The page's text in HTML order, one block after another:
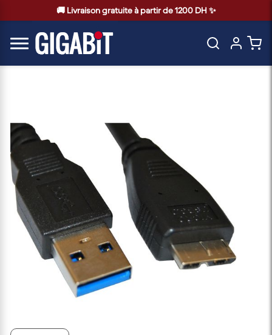
🚚 Livraison gratuite à partir de 1200 DH ✨